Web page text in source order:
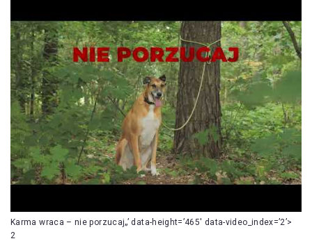
Karma wraca – nie porzucaj„’ data-height=’465′ data-video_index=’2’>
2